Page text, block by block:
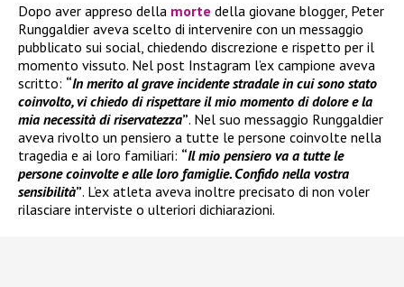
Dopo aver appreso della morte della giovane blogger, Peter
Runggaldier aveva scelto di intervenire con un messaggio
pubblicato sui social, chiedendo discrezione e rispetto per il
momento vissuto. Nel post Instagram l’ex campione aveva
scritto: “In merito al grave incidente stradale in cui sono stato
coinvolto, vi chiedo di rispettare il mio momento di dolore e la
mia necessità di riservatezza”. Nel suo messaggio Runggaldier
aveva rivolto un pensiero a tutte le persone coinvolte nella
tragedia e ai loro familiari: “Il mio pensiero va a tutte le
persone coinvolte e alle loro famiglie. Confido nella vostra
sensibilità”. L’ex atleta aveva inoltre precisato di non voler
rilasciare interviste o ulteriori dichiarazioni.